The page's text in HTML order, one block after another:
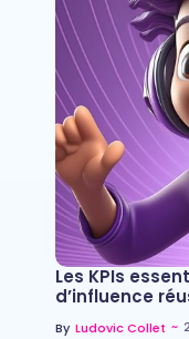
Les KPIs
d’influence
By Ludovic Collet ~